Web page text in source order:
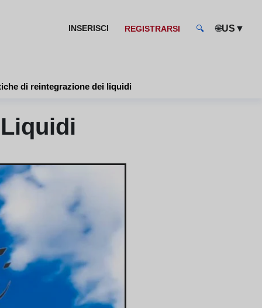
INSERISCI REGISTRARSI 🔍 🌐US ▼
di reintegrazione dei liquidi